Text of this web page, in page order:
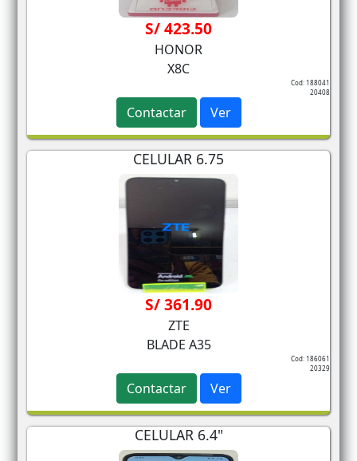
S/ 423.50
HONOR
X8C
Cod: 188041
20408
Contactar Ver
CELULAR 6.75
S/ 361.90
ZTE
BLADE A35
Cod: 186061
20329
Contactar Ver
CELULAR 6.4"